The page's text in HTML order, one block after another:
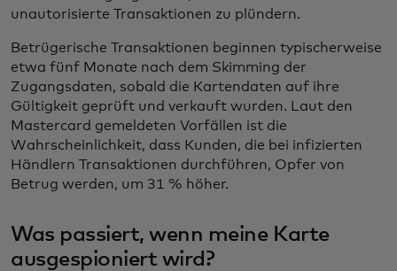
unautorisierte Transaktionen zu plündern.
Betrügerische Transaktionen beginnen typischerweise
etwa fünf Monate nach dem Skimming der
Zugangsdaten, sobald die Kartendaten auf ihre
Gültigkeit geprüft und verkauft wurden. Laut den
Mastercard gemeldeten Vorfällen ist die
Wahrscheinlichkeit, dass Kunden, die bei infizierten
Händlern Transaktionen durchführen, Opfer von
Betrug werden, um 31 % höher.
Was passiert, wenn meine Karte
ausgespioniert wird?